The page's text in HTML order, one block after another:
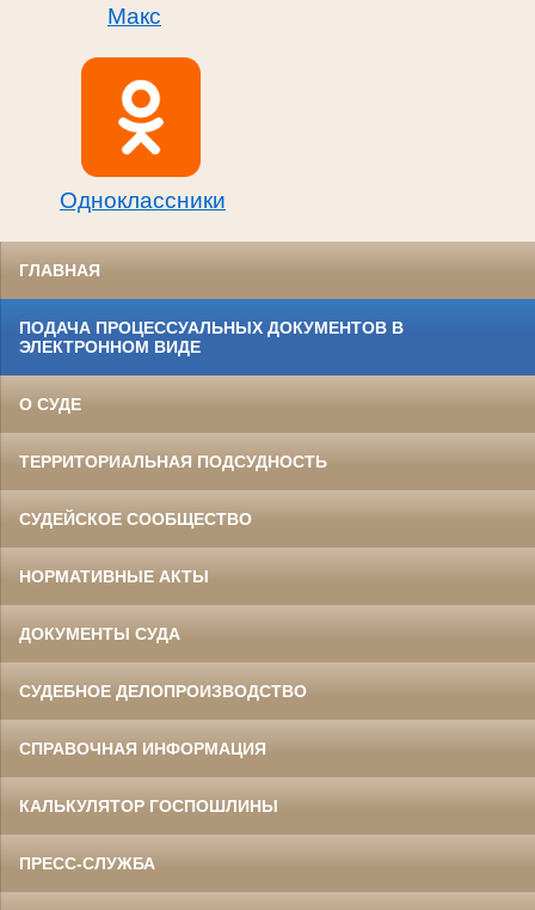
Макс
Одноклассники
ГЛАВНАЯ
ПОДАЧА ПРОЦЕССУАЛЬНЫХ ДОКУМЕНТОВ В
ЭЛЕКТРОННОМ ВИДЕ
О СУДЕ
ТЕРРИТОРИАЛЬНАЯ ПОДСУДНОСТЬ
СУДЕЙСКОЕ СООБЩЕСТВО
НОРМАТИВНЫЕ АКТЫ
ДОКУМЕНТЫ СУДА
СУДЕБНОЕ ДЕЛОПРОИЗВОДСТВО
СПРАВОЧНАЯ ИНФОРМАЦИЯ
КАЛЬКУЛЯТОР ГОСПОШЛИНЫ
ПРЕСС-СЛУЖБА